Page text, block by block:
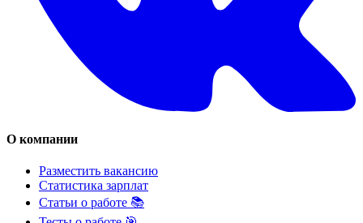
О компании
Разместить вакансию
Статистика зарплат
Статьи о работе 📚